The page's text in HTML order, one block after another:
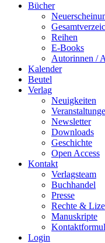
Bücher
Reihen
E-Books
Autorinnen /
Kalender
Beutel
Verlag
Neuigkeiten
Newsletter
Downloads
Geschichte
Open Access
Kontakt
Verlagsteam
Buchhandel
Presse
Rechte &
Manuskripte
Login